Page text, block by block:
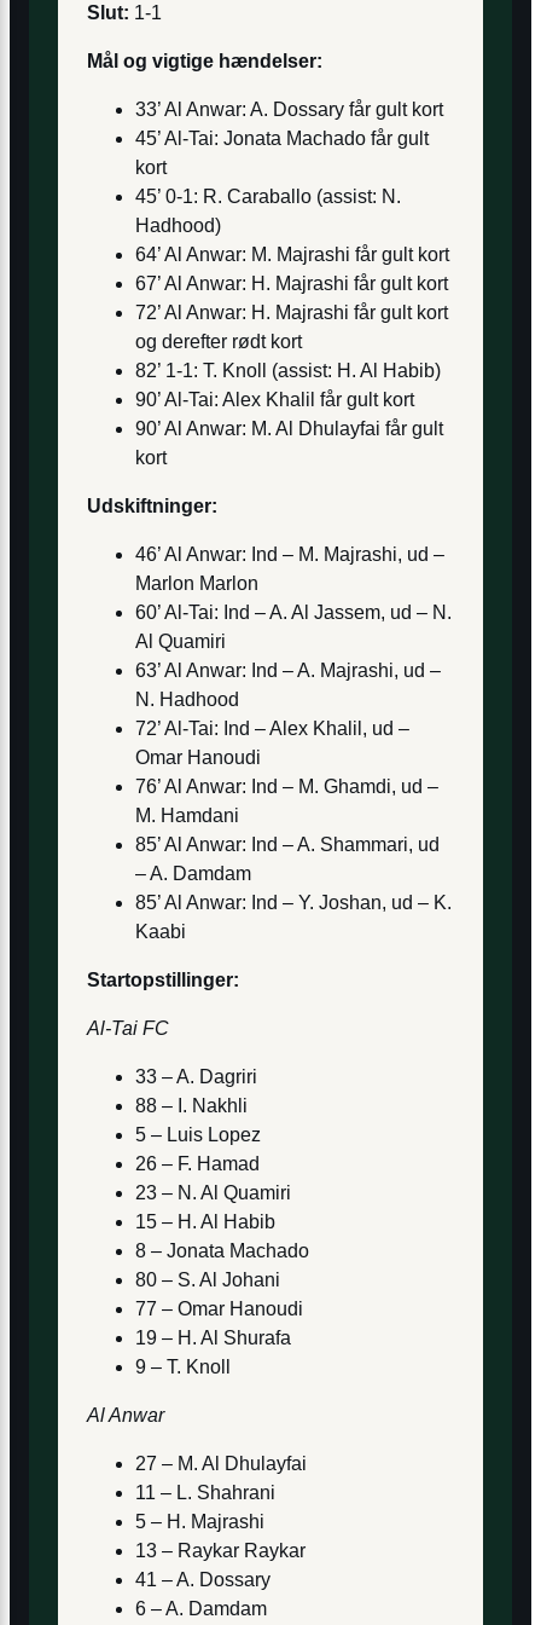
Slut: 1-1
Mål og vigtige hændelser:
33’ Al Anwar: A. Dossary får gult kort
45’ Al-Tai: Jonata Machado får gult
kort
45’ 0-1: R. Caraballo (assist: N.
Hadhood)
64’ Al Anwar: M. Majrashi får gult kort
67’ Al Anwar: H. Majrashi får gult kort
72’ Al Anwar: H. Majrashi får gult kort
og derefter rødt kort
82’ 1-1: T. Knoll (assist: H. Al Habib)
90’ Al-Tai: Alex Khalil får gult kort
90’ Al Anwar: M. Al Dhulayfai får gult
kort
Udskiftninger:
46’ Al Anwar: Ind – M. Majrashi, ud –
Marlon Marlon
60’ Al-Tai: Ind – A. Al Jassem, ud – N.
Al Quamiri
63’ Al Anwar: Ind – A. Majrashi, ud –
N. Hadhood
72’ Al-Tai: Ind – Alex Khalil, ud –
Omar Hanoudi
76’ Al Anwar: Ind – M. Ghamdi, ud –
M. Hamdani
85’ Al Anwar: Ind – A. Shammari, ud
– A. Damdam
85’ Al Anwar: Ind – Y. Joshan, ud – K.
Kaabi
Startopstillinger:
Al-Tai FC
33 – A. Dagriri
88 – I. Nakhli
5 – Luis Lopez
26 – F. Hamad
23 – N. Al Quamiri
15 – H. Al Habib
8 – Jonata Machado
80 – S. Al Johani
77 – Omar Hanoudi
19 – H. Al Shurafa
9 – T. Knoll
Al Anwar
27 – M. Al Dhulayfai
11 – L. Shahrani
5 – H. Majrashi
13 – Raykar Raykar
41 – A. Dossary
6 – A. Damdam